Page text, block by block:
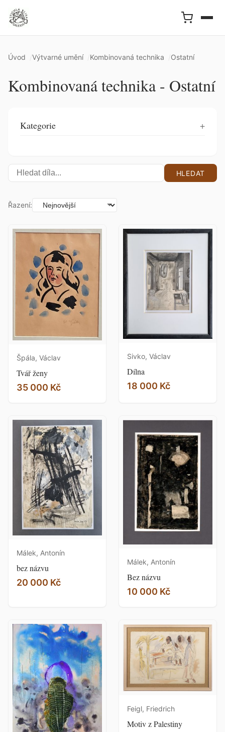
Úvod Výtvarné umění Kombinovaná technika Ostatní
Kombinovaná technika - Ostatní
Kategorie
HLEDAT
Řazení:
Špála, Václav
Tvář ženy
35 000 Kč
Sivko, Václav
Dílna
18 000 Kč
Málek, Antonín
bez názvu
20 000 Kč
Málek, Antonín
Bez názvu
10 000 Kč
Feigl, Friedrich
Motiv z Palestiny